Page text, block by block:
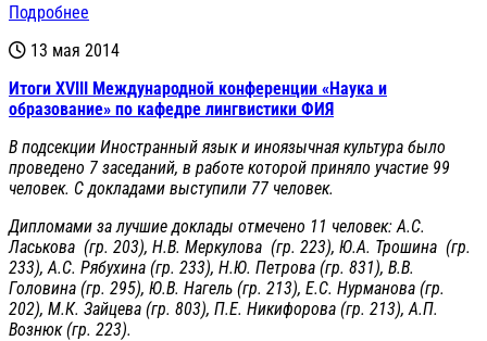
Подробнее
13 мая 2014
Итоги XVIII Международной конференции «Наука и
образование» по кафедре лингвистики ФИЯ
В подсекции Иностранный язык и иноязычная культура было
проведено 7 заседаний, в работе которой приняло участие 99
человек. С докладами выступили 77 человек.
Дипломами за лучшие доклады отмечено 11 человек: А.С.
Ласькова (гр. 203), Н.В. Меркулова (гр. 223), Ю.А. Трошина (гр.
233), А.С. Рябухина (гр. 233), Н.Ю. Петрова (гр. 831), В.В.
Головина (гр. 295), Ю.В. Нагель (гр. 213), Е.С. Нурманова (гр.
202), М.К. Зайцева (гр. 803), П.Е. Никифорова (гр. 213), А.П.
Вознюк (гр. 223).